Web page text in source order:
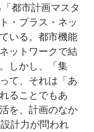
都市計画マスタ
・プラス・ネッ
いる。都市機能
ットワークで結
しかし、「集
て、それは「あ
ることでもあ
を、計画のなか
計力が問われ